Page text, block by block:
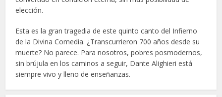
elección.
Esta es la gran tragedia de este quinto canto del Infierno
de la Divina Comedia. ¿Transcurrieron 700 años desde su
muerte? No parece. Para nosotros, pobres posmodernos,
sin brújula en los caminos a seguir, Dante Alighieri está
siempre vivo y lleno de enseñanzas.